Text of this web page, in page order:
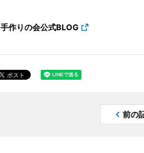
手作りの会公式BLOG
前の